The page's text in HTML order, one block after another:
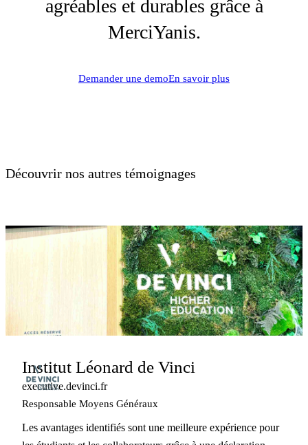
agréables et durables grâce à
MerciYanis.
Demander une demoEn savoir plus
Découvrir nos autres témoignages
Institut Léonard de Vinci
executive.devinci.fr
Responsable Moyens Généraux
Les avantages identifiés sont une meilleure expérience pour